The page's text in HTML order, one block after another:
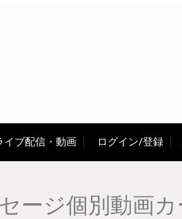
イブ配信・動画 ログイン/登録
ージ個別動画